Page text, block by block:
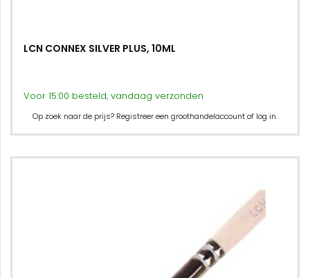
LCN CONNEX SILVER PLUS, 10ML
Voor 15:00 besteld, vandaag verzonden
Op zoek naar de prijs? Registreer een groothandelaccount of log in.